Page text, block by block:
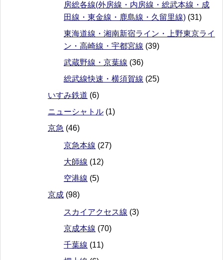
房総各線(外房線・内房線・総武本線・成
田線・東金線・鹿島線・久留里線) (31)
東海道線・湘南新宿ライン・上野東京ライ
ン・高崎線・宇都宮線 (39)
武蔵野線・京葉線 (36)
総武線快速・横須賀線 (25)
いすみ鉄道 (6)
ニューシャトル (1)
京急 (46)
京急本線 (27)
大師線 (12)
空港線 (5)
京成 (98)
スカイアクセス線 (3)
京成本線 (70)
千葉線 (11)